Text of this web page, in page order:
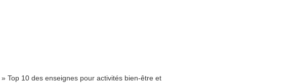
» Top 10 des enseignes pour activités bien-être et